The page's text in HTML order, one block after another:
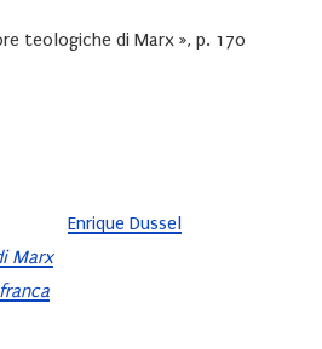
teologiche di Marx », p. 170
Enrique Dussel
Marx